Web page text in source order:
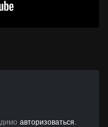
авторизоваться.